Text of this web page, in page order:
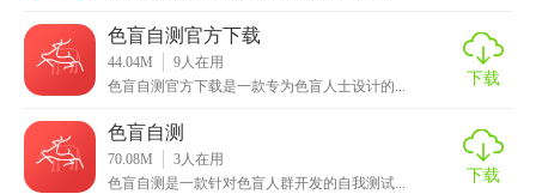
色盲自测官方下载
44.04M 9人在用
色盲自测官方下载是一款专为色盲人士设计的...
下载
色盲自测
70.08M 3人在用
色盲自测是一款针对色盲人群开发的自我测试...
下载